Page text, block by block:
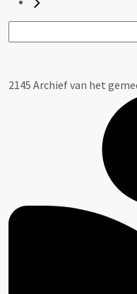
2145 Archief van het